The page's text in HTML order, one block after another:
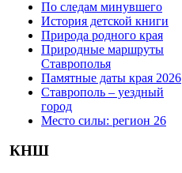
По следам минувшего
История детской книги
Природа родного края
Природные маршруты
Ставрополья
Памятные даты края 2026
Ставрополь – уездный
город
Место силы: регион 26
КНШ